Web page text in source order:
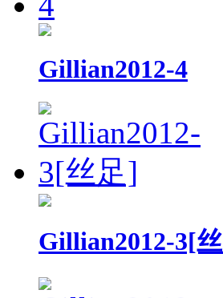
Gillian2012-4
Gillian2012-3[